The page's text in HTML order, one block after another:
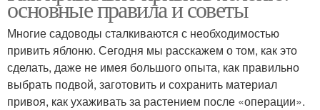
основные правила и советы
Многие садоводы сталкиваются с необходимостью
привить яблоню. Сегодня мы расскажем о том, как это
сделать, даже не имея большого опыта, как правильно
выбрать подвой, заготовить и сохранить материал
привоя, как ухаживать за растением после «операции».